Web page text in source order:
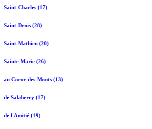
Saint-Charles (17)
Saint-Denis (28)
Saint-Mathieu (20)
Sainte-Marie (26)
au Coeur-des-Monts (13)
de Salaberry (17)
de l'Amitié (19)